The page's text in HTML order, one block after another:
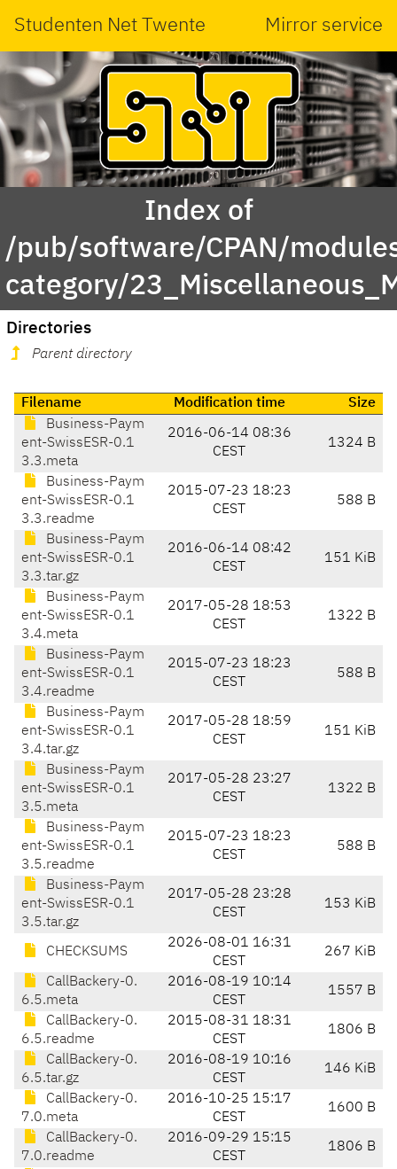
Studenten Net Twente Mirror service
Index of
/pub/software/CPAN/
category/
Directories
Parent directory
Filename Modification time
Size
Business-Paym
ent-SwissESR-0.1
3.3.meta
2016-06-14 08:36
CEST
1324 B
Business-Paym
ent-SwissESR-0.1
3.3.readme
2015-07-23 18:23
CEST
588 B
Business-Paym
ent-SwissESR-0.1
3.3.tar.gz
2016-06-14 08:42
CEST
151 KiB
Business-Paym
ent-SwissESR-0.1
3.4.meta
2017-05-28 18:53
CEST
1322 B
Business-Paym
ent-SwissESR-0.1
3.4.readme
2015-07-23 18:23
CEST
588 B
Business-Paym
ent-SwissESR-0.1
3.4.tar.gz
2017-05-28 18:59
CEST
151 KiB
Business-Paym
ent-SwissESR-0.1
3.5.meta
2017-05-28 23:27
CEST
1322 B
Business-Paym
ent-SwissESR-0.1
3.5.readme
2015-07-23 18:23
CEST
588 B
Business-Paym
ent-SwissESR-0.1
3.5.tar.gz
2017-05-28 23:28
CEST
153 KiB
CHECKSUMS
2026-08-01 16:31
CEST
267 KiB
CallBackery-0.
6.5.meta
2016-08-19 10:14
CEST
1557 B
CallBackery-0.
6.5.readme
2015-08-31 18:31
CEST
1806 B
CallBackery-0.
6.5.tar.gz
2016-08-19 10:16
CEST
146 KiB
CallBackery-0.
7.0.meta
2016-10-25 15:17
CEST
1600 B
CallBackery-0.
7.0.readme
2016-09-29 15:15
CEST
1806 B